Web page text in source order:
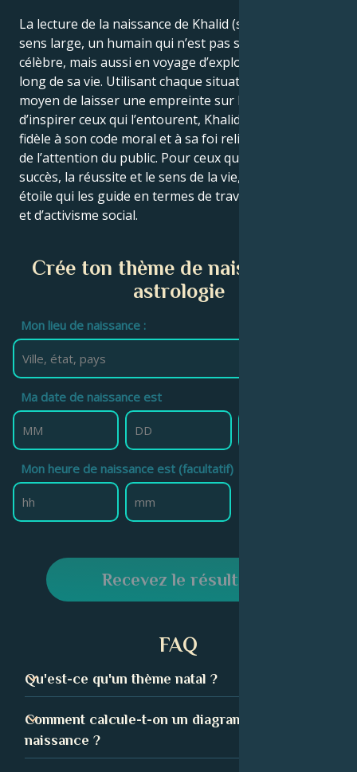
La lecture de la naissance de Khalid (singer) est, au
sens large, un humain qui n’est pas seulement
célèbre, mais aussi en voyage d’exploration tout au
long de sa vie. Utilisant chaque situation comme un
moyen de laisser une empreinte sur le monde et
d’inspirer ceux qui l’entourent, Khalid (singer) est
fidèle à son code moral et à sa foi religieuse en dépit
de l’attention du public. Pour ceux qui recherchent le
succès, la réussite et le sens de la vie, {nom} est une
étoile qui les guide en termes de travail, de réussite
et d’activisme social.
Crée ton thème de naissance en
astrologie
Mon lieu de naissance :
Ma date de naissance est
Mon heure de naissance est (facultatif)
Recevez le résultat
FAQ
Qu'est-ce qu'un thème natal ?
Un thème de naissance, également appelé thème natal,
est techniquement un instantané du ciel au moment
exact de ta naissance. Il est composé de plusieurs
Comment calcule-t-on un diagramme de
naissance ?